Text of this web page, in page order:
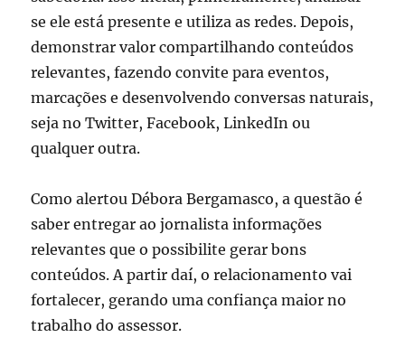
se ele está presente e utiliza as redes. Depois,
demonstrar valor compartilhando conteúdos
relevantes, fazendo convite para eventos,
marcações e desenvolvendo conversas naturais,
seja no Twitter, Facebook, LinkedIn ou
qualquer outra.
Como alertou Débora Bergamasco, a questão é
saber entregar ao jornalista informações
relevantes que o possibilite gerar bons
conteúdos. A partir daí, o relacionamento vai
fortalecer, gerando uma confiança maior no
trabalho do assessor.